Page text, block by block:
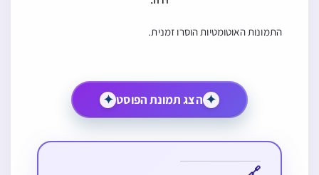
התמונות האוטומטיות הוסרו זמנית.
✦ הצג תמונת הפוסט ✦